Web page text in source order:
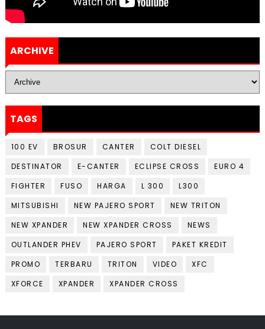
ARCHIVE
TAGS
100 EV BROSUR CANTER
COLT DIESEL
DESTINATOR
E-CANTER ECLIPSE CROSS
EURO 4
FIGHTER
FUSO HARGA L 300
L300
MITSUBISHI
NEW PAJERO SPORT
NEW TRITON
NEW XPANDER
NEW XPANDER CROSS
NEWS
OUTLANDER PHEV
PAJERO SPORT
PAKET KREDIT
PROMO
TERBARU TRITON VIDEO
XFC
XFORCE
XPANDER XPANDER CROSS